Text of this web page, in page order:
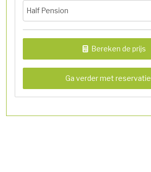
Half Pension
Bereken de prijs
Ga verder met reservatie